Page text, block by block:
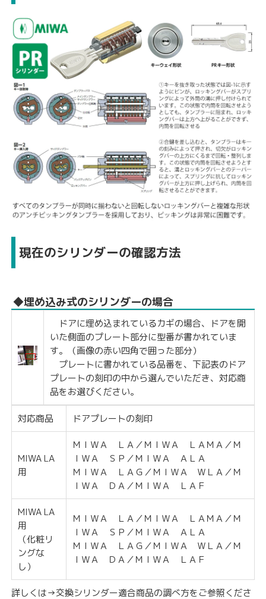
現在のシリンダーの確認方法
◆埋め込み式のシリンダーの場合
ドアに埋め込まれているカギの場合、ドアを開
いた側面のプレート部分に型番が書かれていま
す。（画像の赤い四角で囲った部分）
プレートに書かれている品番を、下記表のドア
プレートの刻印の中から選んでいただき、対応商
品をお選びください。
対応商品 ドアプレートの刻印
MIWA LA
用
ＭＩＷＡ ＬＡ／ＭＩＷＡ ＬＡＭＡ／Ｍ
ＩＷＡ ＳＰ／ＭＩＷＡ ＡＬＡ
ＭＩＷＡ ＬＡＧ／ＭＩＷＡ ＷＬＡ／Ｍ
ＩＷＡ ＤＡ／ＭＩＷＡ ＬＡＦ
MIWA LA
用
（化粧リ
ングな
し）
ＭＩＷＡ ＬＡ／ＭＩＷＡ ＬＡＭＡ／Ｍ
ＩＷＡ ＳＰ／ＭＩＷＡ ＡＬＡ
ＭＩＷＡ ＬＡＧ／ＭＩＷＡ ＷＬＡ／Ｍ
ＩＷＡ ＤＡ／ＭＩＷＡ ＬＡＦ
詳しくは→交換シリンダー適合商品の調べ方をご参照くださ